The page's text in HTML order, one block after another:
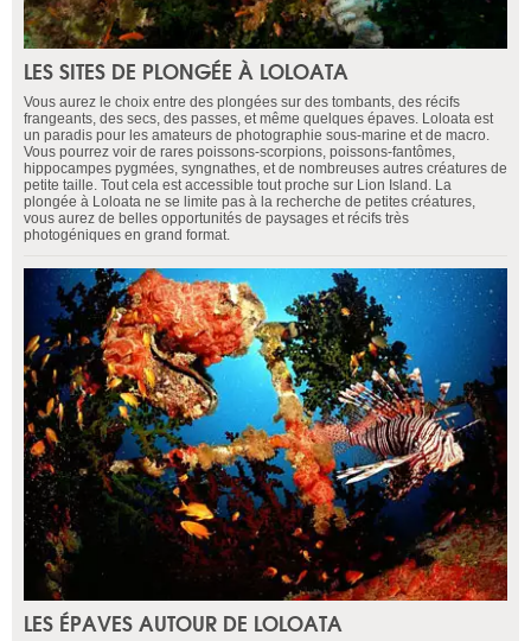
LES SITES DE PLONGÉE À LOLOATA
Vous aurez le choix entre des plongées sur des tombants, des récifs
frangeants, des secs, des passes, et même quelques épaves. Loloata est
un paradis pour les amateurs de photographie sous-marine et de macro.
Vous pourrez voir de rares poissons-scorpions, poissons-fantômes,
hippocampes pygmées, syngnathes, et de nombreuses autres créatures de
petite taille. Tout cela est accessible tout proche sur Lion Island. La
plongée à Loloata ne se limite pas à la recherche de petites créatures,
vous aurez de belles opportunités de paysages et récifs très
photogéniques en grand format.
LES ÉPAVES AUTOUR DE LOLOATA